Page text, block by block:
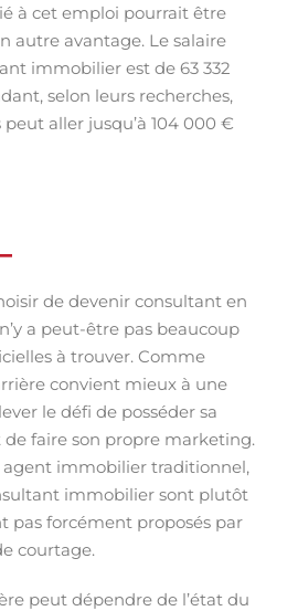
à cet emploi pourrait être
autre avantage. Le salaire
immobilier est de 63 332
selon leurs recherches,
peut aller jusqu’à 104 000 €
de devenir consultant en
a peut-être pas beaucoup
à trouver. Comme
convient mieux à une
le défi de posséder sa
faire son propre marketing.
immobilier traditionnel,
immobilier sont plutôt
pas forcément proposés par
courtage.
peut dépendre de l’état du